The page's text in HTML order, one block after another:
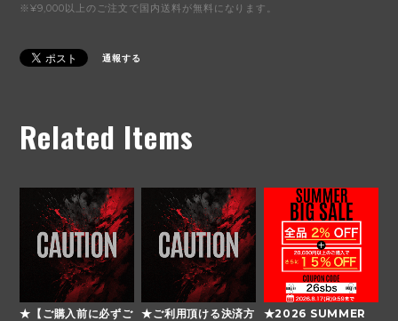
※¥9,000以上のご注文で国内送料が無料になります。
通報する
Related Items
★【ご購入前に必ずご
★ご利用頂ける決済方
★2026 SUMMER